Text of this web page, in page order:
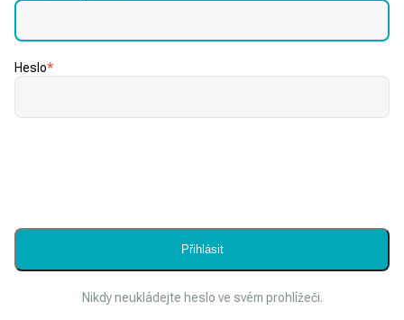
Heslo*
Nikdy neukládejte heslo ve svém prohlížeči.